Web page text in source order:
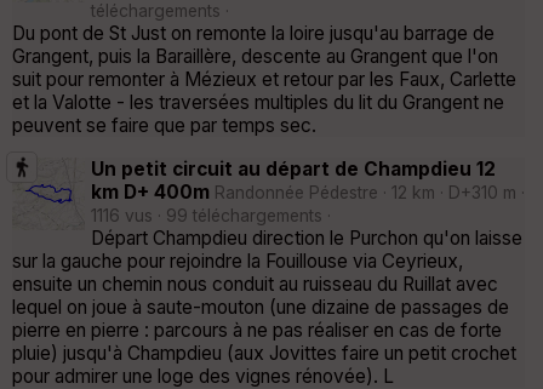
téléchargements ·
Du pont de St Just on remonte la loire jusqu'au barrage de
Grangent, puis la Baraillère, descente au Grangent que l'on
suit pour remonter à Mézieux et retour par les Faux, Carlette
et la Valotte - les traversées multiples du lit du Grangent ne
peuvent se faire que par temps sec.
Un petit circuit au départ de Champdieu 12
km D+ 400m Randonnée Pédestre · 12 km · D+310 m ·
1116 vus · 99 téléchargements ·
Départ Champdieu direction le Purchon qu'on laisse
sur la gauche pour rejoindre la Fouillouse via Ceyrieux,
ensuite un chemin nous conduit au ruisseau du Ruillat avec
lequel on joue à saute-mouton (une dizaine de passages de
pierre en pierre : parcours à ne pas réaliser en cas de forte
pluie) jusqu'à Champdieu (aux Jovittes faire un petit crochet
pour admirer une loge des vignes rénovée). L